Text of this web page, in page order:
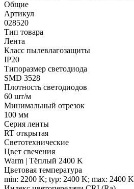
Общие
Артикул
028520
Тип товара
Лента
Класс пылевлагозащиты
IP20
Типоразмер светодиода
SMD 3528
Плотность светодиодов
60 шт/м
Минимальный отрезок
100 мм
Серия ленты
RT открытая
Светотехнические
Цвет свечения
Warm | Тёплый 2400 K
Цветовая температура
min: 2200 K; typ: 2400 K; max: 2400 K